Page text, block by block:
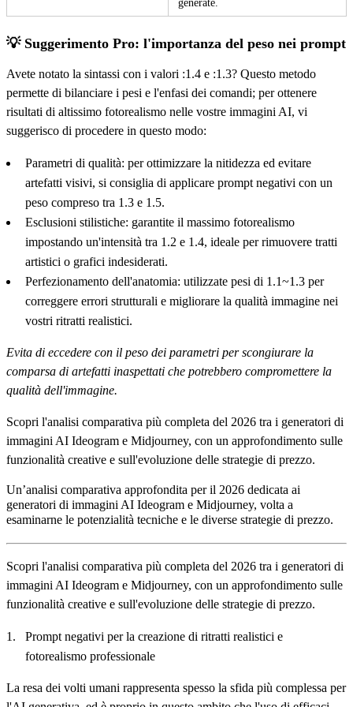
generate.
💡 Suggerimento Pro: l'importanza del peso nei prompt
Avete notato la sintassi con i valori :1.4 e :1.3? Questo metodo
permette di bilanciare i pesi e l'enfasi dei comandi; per ottenere
risultati di altissimo fotorealismo nelle vostre immagini AI, vi
suggerisco di procedere in questo modo:
Parametri di qualità: per ottimizzare la nitidezza ed evitare
artefatti visivi, si consiglia di applicare prompt negativi con un
peso compreso tra 1.3 e 1.5.
Esclusioni stilistiche: garantite il massimo fotorealismo
impostando un'intensità tra 1.2 e 1.4, ideale per rimuovere tratti
artistici o grafici indesiderati.
Perfezionamento dell'anatomia: utilizzate pesi di 1.1~1.3 per
correggere errori strutturali e migliorare la qualità immagine nei
vostri ritratti realistici.
Evita di eccedere con il peso dei parametri per scongiurare la
comparsa di artefatti inaspettati che potrebbero compromettere la
qualità dell'immagine.
Scopri l'analisi comparativa più completa del 2026 tra i generatori di
immagini AI Ideogram e Midjourney, con un approfondimento sulle
funzionalità creative e sull'evoluzione delle strategie di prezzo.
Un’analisi comparativa approfondita per il 2026 dedicata ai
generatori di immagini AI Ideogram e Midjourney, volta a
esaminarne le potenzialità tecniche e le diverse strategie di prezzo.
Scopri l'analisi comparativa più completa del 2026 tra i generatori di
immagini AI Ideogram e Midjourney, con un approfondimento sulle
funzionalità creative e sull'evoluzione delle strategie di prezzo.
Prompt negativi per la creazione di ritratti realistici e
fotorealismo professionale
La resa dei volti umani rappresenta spesso la sfida più complessa per